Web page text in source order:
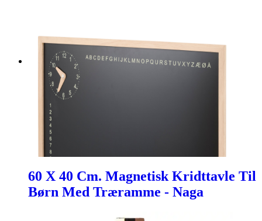
60 X 40 Cm. Magnetisk Kridttavle Til
Børn Med Træramme - Naga